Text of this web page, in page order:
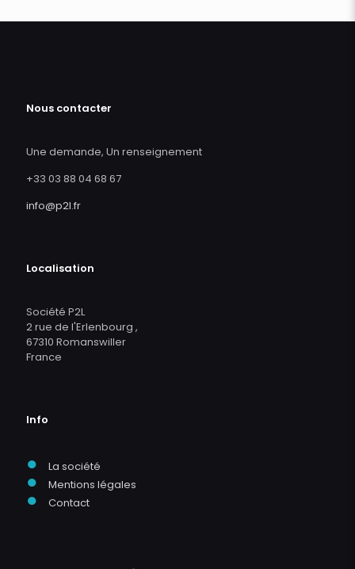
Nous contacter
Une demande, Un renseignement
+33 03 88 04 68 67
info@p2l.fr
Localisation
Société P2L
2 rue de l'Erlenbourg ,
67310 Romanswiller
France
Info
● La société
● Mentions légales
● Contact